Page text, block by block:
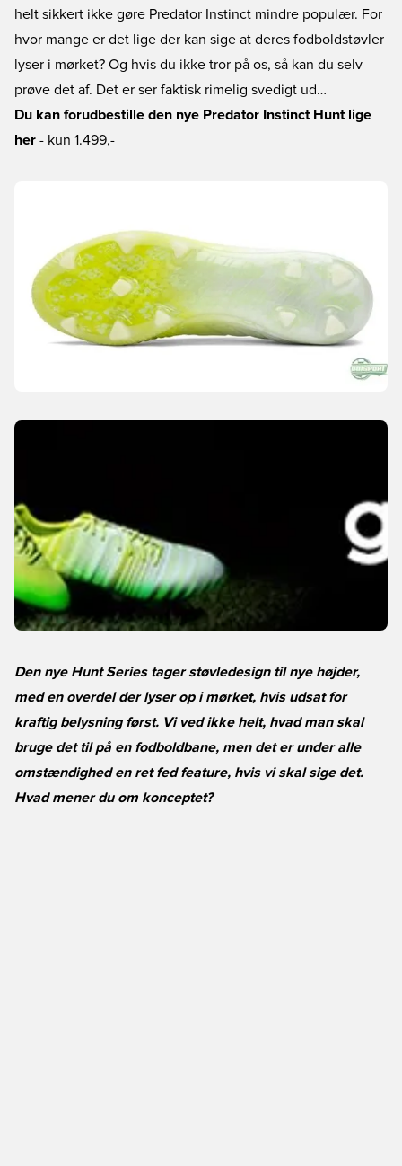
helt sikkert ikke gøre Predator Instinct mindre populær. For
hvor mange er det lige der kan sige at deres fodboldstøvler
lyser i mørket? Og hvis du ikke tror på os, så kan du selv
prøve det af. Det er ser faktisk rimelig svedigt ud…
Du kan forudbestille den nye Predator Instinct Hunt lige
her - kun 1.499,-
Den nye Hunt Series tager støvledesign til nye højder,
med en overdel der lyser op i mørket, hvis udsat for
kraftig belysning først. Vi ved ikke helt, hvad man skal
bruge det til på en fodboldbane, men det er under alle
omstændighed en ret fed feature, hvis vi skal sige det.
Hvad mener du om konceptet?